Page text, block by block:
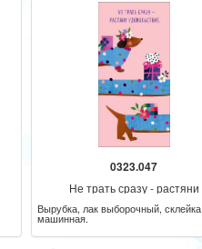
0323.047
Не трать сразу - растяни
удовольствие
Вырубка, лак выборочный, склейка
машинная.